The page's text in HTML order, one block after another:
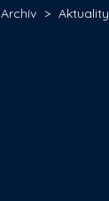
Archív > Aktuality